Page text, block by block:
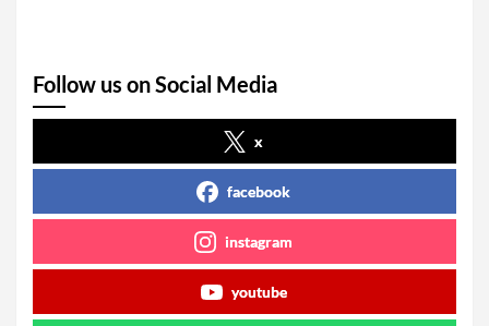
Follow us on Social Media
x
facebook
instagram
youtube